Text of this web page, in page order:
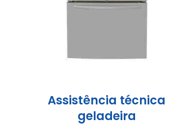
Assistência técnica
geladeira